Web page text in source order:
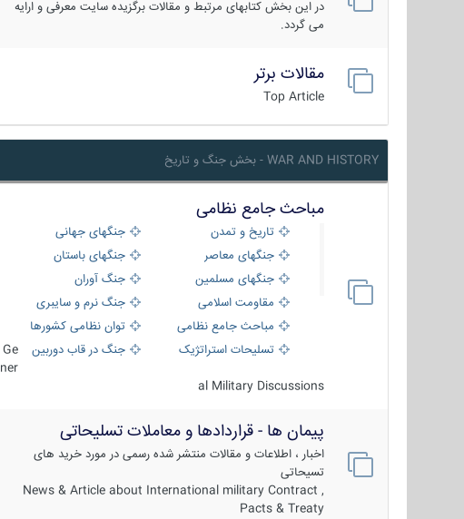
در این بخش کتابهای مرتبط و مقالات برگزیده سایت معرفی و ارایه
می گردد.
مقالات برتر
Top Article
WAR AND HISTORY - بخش جنگ و تاریخ
مباحث جامع نظامی
تاریخ و تمدن
جنگهای جهانی
جنگهای معاصر
جنگهای باستان
جنگهای مسلمین
جنگ آوران
مقاومت اسلامی
جنگ نرم و سایبری
مباحث جامع نظامی
توان نظامی کشورها
تسلیحات استراتژیک
جنگ در قاب دوربین
Ge
ner
al Military Discussions
پیمان ها - قراردادها و معاملات تسلیحاتی
اخبار ، اطلاعات و مقالات منتشر شده رسمی در مورد خرید های
تسیحاتی
News & Article about International military Contract ,
Pacts & Treaty